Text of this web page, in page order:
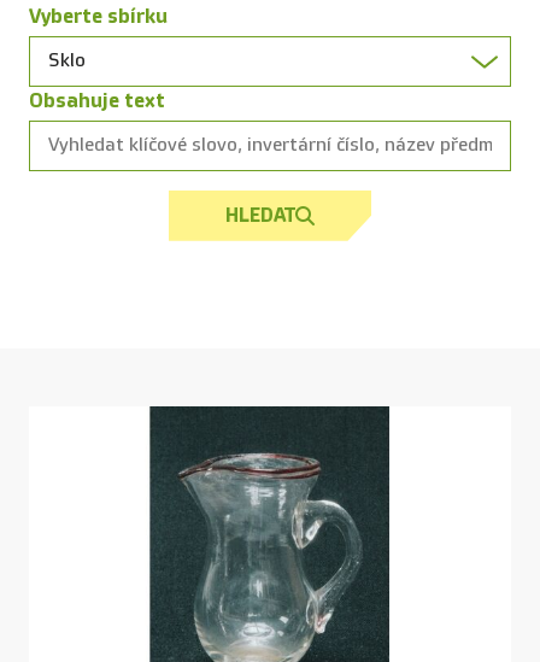
Vyberte sbírku
Obsahuje text
HLEDAT